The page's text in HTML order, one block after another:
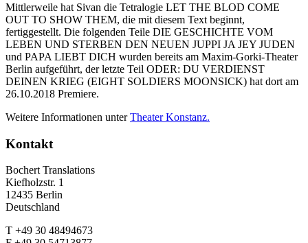
Mittlerweile hat Sivan die Tetralogie LET THE BLOD COME
OUT TO SHOW THEM, die mit diesem Text beginnt,
fertiggestellt. Die folgenden Teile DIE GESCHICHTE VOM
LEBEN UND STERBEN DEN NEUEN JUPPI JA JEY JUDEN
und PAPA LIEBT DICH wurden bereits am Maxim-Gorki-Theater
Berlin aufgeführt, der letzte Teil ODER: DU VERDIENST
DEINEN KRIEG (EIGHT SOLDIERS MOONSICK) hat dort am
26.10.2018 Premiere.
Weitere Informationen unterTheater Konstanz.
Kontakt
Bochert Translations
Kiefholzstr. 1
12435 Berlin
Deutschland
T +49 30 48494673